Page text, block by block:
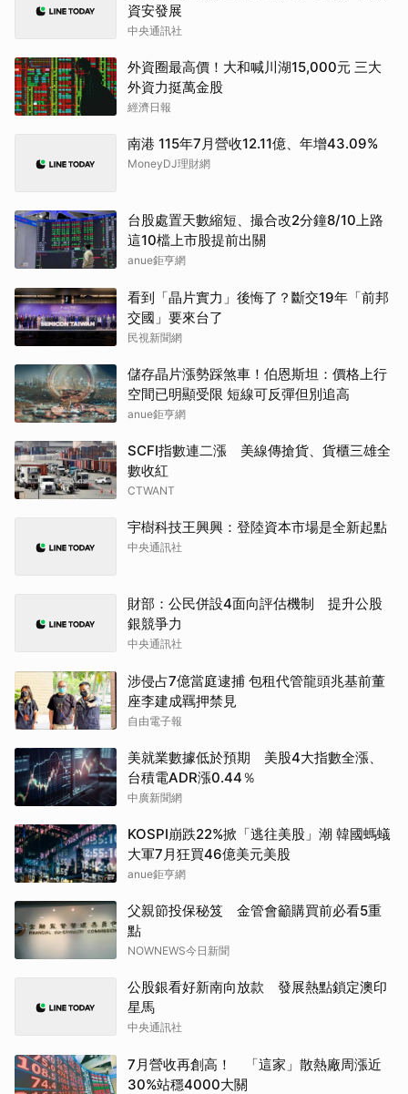
資安發展
中央通訊社
外資圈最高價！大和喊川湖15,000元 三大
外資力挺萬金股
經濟日報
南港 115年7月營收12.11億、年增43.09%
MoneyDJ理財網
台股處置天數縮短、撮合改2分鐘8/10上路
這10檔上市股提前出關
anue鉅亨網
看到「晶片實力」後悔了？斷交19年「前邦
交國」要來台了
民視新聞網
儲存晶片漲勢踩煞車！伯恩斯坦：價格上行
空間已明顯受限 短線可反彈但別追高
anue鉅亨網
SCFI指數連二漲 美線傳搶貨、貨櫃三雄全
數收紅
CTWANT
宇樹科技王興興：登陸資本市場是全新起點
中央通訊社
財部：公民併設4面向評估機制 提升公股
銀競爭力
中央通訊社
涉侵占7億當庭逮捕 包租代管龍頭兆基前董
座李建成羈押禁見
自由電子報
美就業數據低於預期 美股4大指數全漲、
台積電ADR漲0.44％
中廣新聞網
KOSPI崩跌22%掀「逃往美股」潮 韓國螞蟻
大軍7月狂買46億美元美股
anue鉅亨網
父親節投保秘笈 金管會籲購買前必看5重
點
NOWNEWS今日新聞
公股銀看好新南向放款 發展熱點鎖定澳印
星馬
中央通訊社
7月營收再創高！ 「這家」散熱廠周漲近
30%站穩4000大關